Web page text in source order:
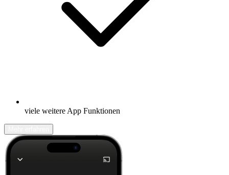
viele weitere App Funktionen